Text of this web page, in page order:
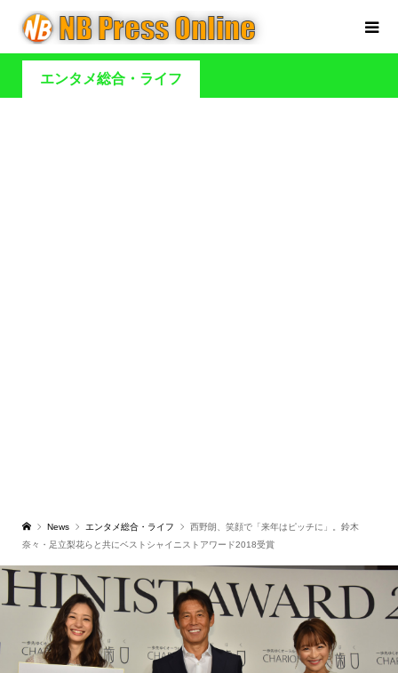
エンタメ総合・ライフ
News エンタメ総合・ライフ
西野朗、笑顔で「来年はピッチに」。鈴木
奈々・足立梨花らと共にベストシャイニストアワード2018受賞